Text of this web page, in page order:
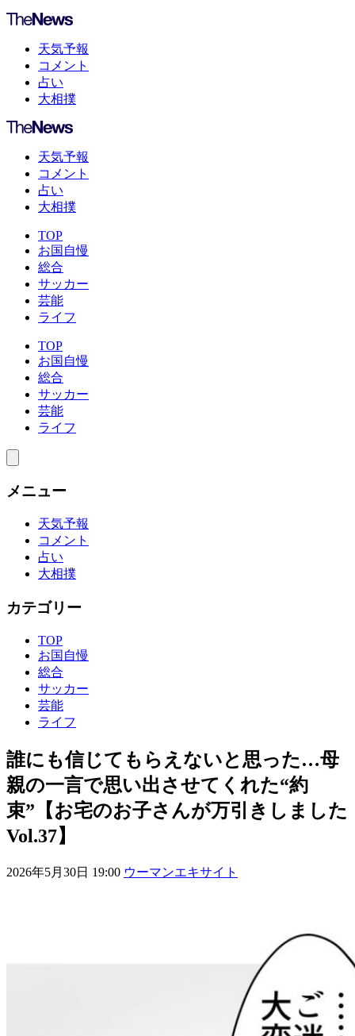
天気予報
コメント
占い
大相撲
天気予報
コメント
占い
大相撲
TOP
お国自慢
総合
サッカー
芸能
ライフ
TOP
お国自慢
総合
サッカー
芸能
ライフ
メニュー
天気予報
コメント
占い
大相撲
カテゴリー
TOP
お国自慢
総合
サッカー
芸能
ライフ
誰にも信じてもらえないと思った…母
親の一言で思い出させてくれた“約
束”【お宅のお子さんが万引きしました
Vol.37】
2026年5月30日 19:00 ウーマンエキサイト